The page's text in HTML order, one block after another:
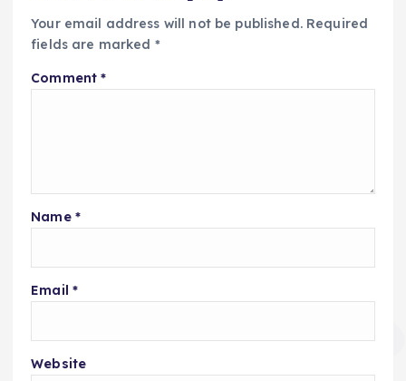
Your email address will not be published. Required
fields are marked *
Comment*
Name *
Email *
Website